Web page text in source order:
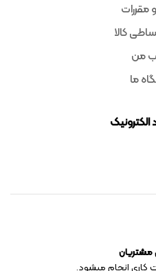
مقررات
کالا
من
ما
الکترونیک
مشتریان
کاری انجام میشود.